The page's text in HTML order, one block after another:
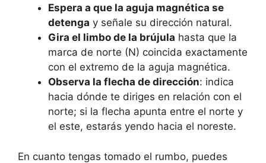
Espera a que la aguja magnética se
detenga y señale su dirección natural.
Gira el limbo de la brújula hasta que la
marca de norte (N) coincida exactamente
con el extremo de la aguja magnética.
Observa la flecha de dirección: indica
hacia dónde te diriges en relación con el
norte; si la flecha apunta entre el norte y
el este, estarás yendo hacia el noreste.
En cuanto tengas tomado el rumbo, puedes